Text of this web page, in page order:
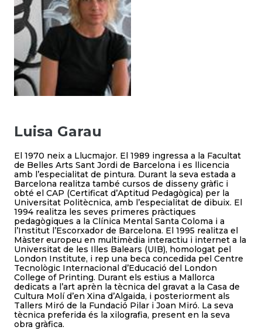
Luisa Garau
El 1970 neix a Llucmajor. El 1989 ingressa a la Facultat
de Belles Arts Sant Jordi de Barcelona i es llicencia
amb l’especialitat de pintura. Durant la seva estada a
Barcelona realitza també cursos de disseny gràfic i
obté el CAP (Certificat d’Aptitud Pedagògica) per la
Universitat Politècnica, amb l’especialitat de dibuix. El
1994 realitza les seves primeres pràctiques
pedagògiques a la Clínica Mental Santa Coloma i a
l’Institut l’Escorxador de Barcelona. El 1995 realitza el
Màster europeu en multimèdia interactiu i internet a la
Universitat de les Illes Balears (UIB), homologat pel
London Institute, i rep una beca concedida pel Centre
Tecnològic Internacional d’Educació del London
College of Printing. Durant els estius a Mallorca
dedicats a l’art aprèn la tècnica del gravat a la Casa de
Cultura Molí d’en Xina d’Algaida, i posteriorment als
Tallers Miró de la Fundació Pilar i Joan Miró. La seva
tècnica preferida és la xilografia, present en la seva
obra gràfica.